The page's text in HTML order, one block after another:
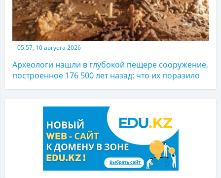
05:57, 10 августа 2026
Археологи нашли в глубокой пещере сооружение,
построенное 176 500 лет назад: что их поразило